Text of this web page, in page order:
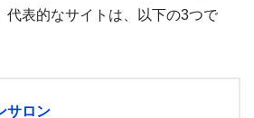
代表的なサイトは、以下の3つで
サロン